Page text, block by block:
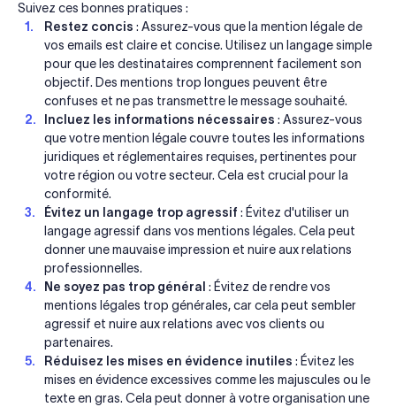
Suivez ces bonnes pratiques :
Restez concis : Assurez-vous que la mention légale de
vos emails est claire et concise. Utilisez un langage simple
pour que les destinataires comprennent facilement son
objectif. Des mentions trop longues peuvent être
confuses et ne pas transmettre le message souhaité.
Incluez les informations nécessaires : Assurez-vous
que votre mention légale couvre toutes les informations
juridiques et réglementaires requises, pertinentes pour
votre région ou votre secteur. Cela est crucial pour la
conformité.
Évitez un langage trop agressif : Évitez d'utiliser un
langage agressif dans vos mentions légales. Cela peut
donner une mauvaise impression et nuire aux relations
professionnelles.
Ne soyez pas trop général : Évitez de rendre vos
mentions légales trop générales, car cela peut sembler
agressif et nuire aux relations avec vos clients ou
partenaires.
Réduisez les mises en évidence inutiles : Évitez les
mises en évidence excessives comme les majuscules ou le
texte en gras. Cela peut donner à votre organisation une